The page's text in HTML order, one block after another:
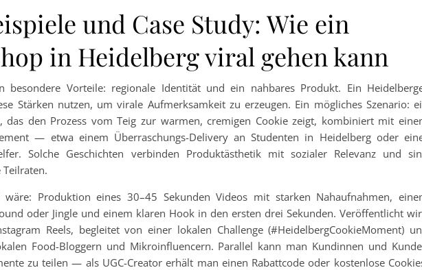
und Case Study: Wie ein
in Heidelberg viral gehen kann
besondere Vorteile: regionale Identität und ein nahbares Produkt. Ein
Stärken nutzen, um virale Aufmerksamkeit zu erzeugen. Ein mögliches Szenario:
das den Prozess vom Teig zur warmen, cremigen Cookie zeigt, kombiniert mit
— etwa einem Überraschungs-Delivery an Studenten in Heidelberg oder
Solche Geschichten verbinden Produktästhetik mit sozialer Relevanz und
Produktion eines 30–45 Sekunden Videos mit starken Nahaufnahmen,
oder Jingle und einem klaren Hook in den ersten drei Sekunden. Veröffentlicht
Reels, begleitet von einer lokalen Challenge (#HeidelbergCookieMoment)
Food-Bloggern und Mikroinfluencern. Parallel kann man Kundinnen und
zu teilen — als UGC-Creator erhält man einen Rabattcode oder kostenlose